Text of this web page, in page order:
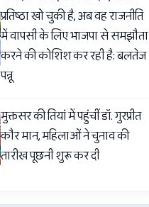
प्रतिष्ठा खो चुकी है, अब वह राजनीति
में वापसी के लिए भाजपा से समझौता
करने की कोशिश कर रही है: बलतेज
पन्नू
मुक्तसर की तियां में पहुंचीं डॉ. गुरप्रीत
कौर मान, महिलाओं ने चुनाव की
तारीख पूछनी शुरू कर दी